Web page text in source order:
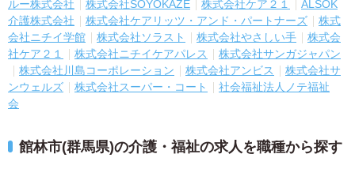
ルー株式会社
株式会社SOYOKAZE 株式会社ケア２１
ALSOK
介護株式会社
株式会社ケアリッツ・アンド・パートナーズ
株式
会社ニチイ学館
株式会社ソラスト 株式会社やさしい手
株式会
社ケア２１
株式会社ニチイケアパレス
株式会社サンガジャパン
株式会社川島コーポレーション
株式会社アンビス
株式会社サ
ンウェルズ
株式会社スーパー・コート
社会福祉法人ノテ福祉
会
館林市(群馬県)の介護・福祉の求人を職種から探す